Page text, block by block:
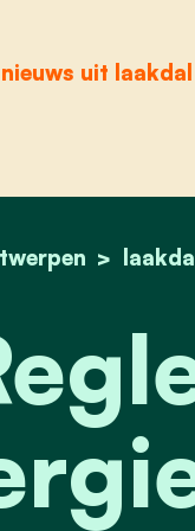
nieuws uit laakdal